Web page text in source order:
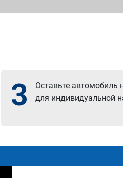
3
Оставьте автомобиль
для индивидуальной